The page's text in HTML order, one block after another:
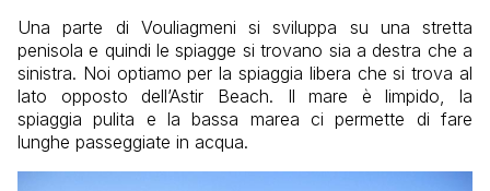
Una parte di Vouliagmeni si sviluppa su una stretta
penisola e quindi le spiagge si trovano sia a destra che a
sinistra. Noi optiamo per la spiaggia libera che si trova al
lato opposto dell’Astir Beach. Il mare è limpido, la
spiaggia pulita e la bassa marea ci permette di fare
lunghe passeggiate in acqua.